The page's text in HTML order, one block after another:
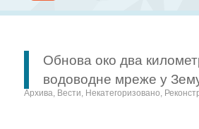
Обнова око два
водоводне мреже у
Архива Вести Некатегоризовано